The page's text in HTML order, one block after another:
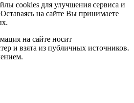
cookies для улучшения сервиса и
на сайте Вы принимаете
на сайте носит
и взята из публичных источников.